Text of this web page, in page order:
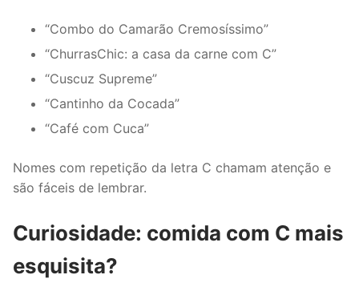
“Combo do Camarão Cremosíssimo”
“ChurrasChic: a casa da carne com C”
“Cuscuz Supreme”
“Cantinho da Cocada”
“Café com Cuca”
Nomes com repetição da letra C chamam atenção e
são fáceis de lembrar.
Curiosidade: comida com C mais
esquisita?